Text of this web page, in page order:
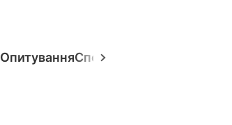
ОпитуванняСпецпроєкти